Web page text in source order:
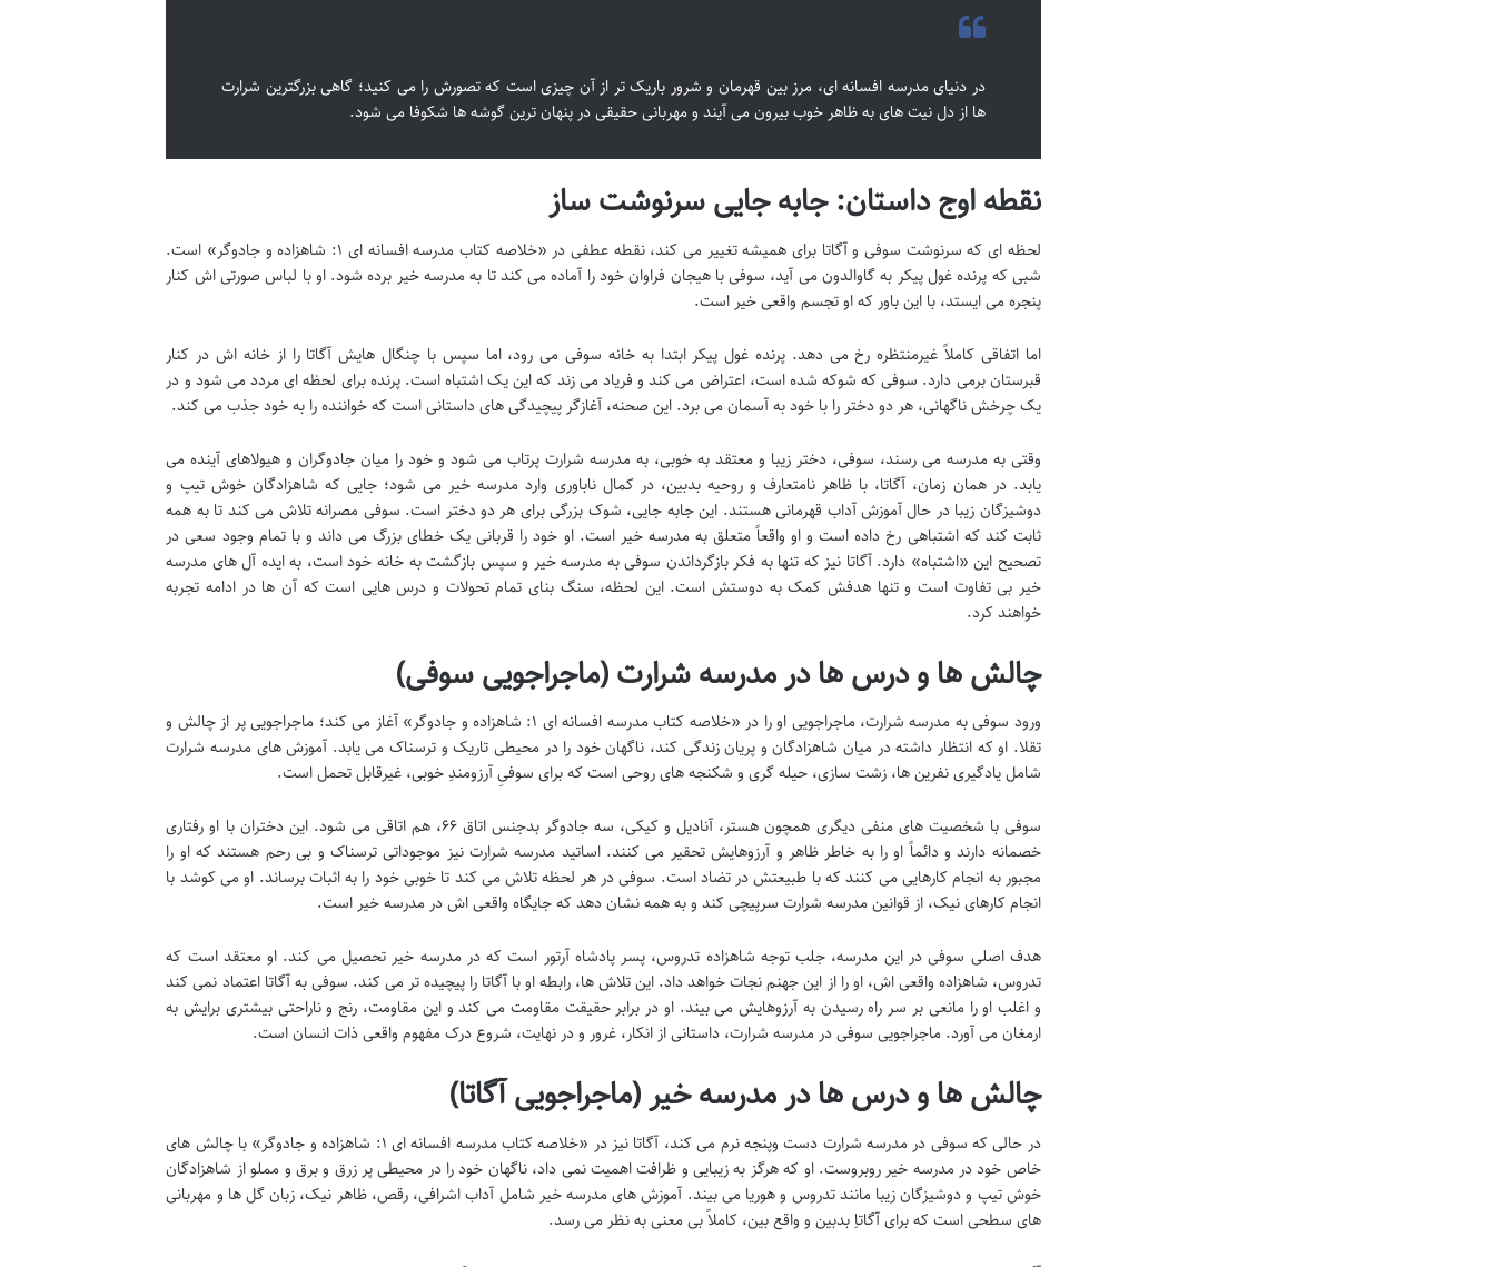
در دنیای مدرسه افسانه ای، مرز بین قهرمان و شرور باریک تر از آن چیزی است که تصورش را می کنید؛ گاهی بزرگترین شرارت
ها از دل نیت های به ظاهر خوب بیرون می آیند و مهربانی حقیقی در پنهان ترین گوشه ها شکوفا می شود.
نقطه اوج داستان: جابه جایی سرنوشت ساز
لحظه ای که سرنوشت سوفی و آگاتا برای همیشه تغییر می کند، نقطه عطفی در «خلاصه کتاب مدرسه افسانه ای ۱: شاهزاده و جادوگر» است.
شبی که پرنده غول پیکر به گاوالدون می آید، سوفی با هیجان فراوان خود را آماده می کند تا به مدرسه خیر برده شود. او با لباس صورتی اش کنار
پنجره می ایستد، با این باور که او تجسم واقعی خیر است.
اما اتفاقی کاملاً غیرمنتظره رخ می دهد. پرنده غول پیکر ابتدا به خانه سوفی می رود، اما سپس با چنگال هایش آگاتا را از خانه اش در کنار
قبرستان برمی دارد. سوفی که شوکه شده است، اعتراض می کند و فریاد می زند که این یک اشتباه است. پرنده برای لحظه ای مردد می شود و در
یک چرخش ناگهانی، هر دو دختر را با خود به آسمان می برد. این صحنه، آغازگر پیچیدگی های داستانی است که خواننده را به خود جذب می کند.
وقتی به مدرسه می رسند، سوفی، دختر زیبا و معتقد به خوبی، به مدرسه شرارت پرتاب می شود و خود را میان جادوگران و هیولاهای آینده می
یابد. در همان زمان، آگاتا، با ظاهر نامتعارف و روحیه بدبین، در کمال ناباوری وارد مدرسه خیر می شود؛ جایی که شاهزادگان خوش تیپ و
دوشیزگان زیبا در حال آموزش آداب قهرمانی هستند. این جابه جایی، شوک بزرگی برای هر دو دختر است. سوفی مصرانه تلاش می کند تا به همه
ثابت کند که اشتباهی رخ داده است و او واقعاً متعلق به مدرسه خیر است. او خود را قربانی یک خطای بزرگ می داند و با تمام وجود سعی در
تصحیح این «اشتباه» دارد. آگاتا نیز که تنها به فکر بازگرداندن سوفی به مدرسه خیر و سپس بازگشت به خانه خود است، به ایده آل های مدرسه
خیر بی تفاوت است و تنها هدفش کمک به دوستش است. این لحظه، سنگ بنای تمام تحولات و درس هایی است که آن ها در ادامه تجربه
خواهند کرد.
چالش ها و درس ها در مدرسه شرارت (ماجراجویی سوفی)
ورود سوفی به مدرسه شرارت، ماجراجویی او را در «خلاصه کتاب مدرسه افسانه ای ۱: شاهزاده و جادوگر» آغاز می کند؛ ماجراجویی پر از چالش و
تقلا. او که انتظار داشته در میان شاهزادگان و پریان زندگی کند، ناگهان خود را در محیطی تاریک و ترسناک می یابد. آموزش های مدرسه شرارت
شامل یادگیری نفرین ها، زشت سازی، حیله گری و شکنجه های روحی است که برای سوفیِ آرزومندِ خوبی، غیرقابل تحمل است.
سوفی با شخصیت های منفی دیگری همچون هستر، آنادیل و کیکی، سه جادوگر بدجنس اتاق ۶۶، هم اتاقی می شود. این دختران با او رفتاری
خصمانه دارند و دائماً او را به خاطر ظاهر و آرزوهایش تحقیر می کنند. اساتید مدرسه شرارت نیز موجوداتی ترسناک و بی رحم هستند که او را
مجبور به انجام کارهایی می کنند که با طبیعتش در تضاد است. سوفی در هر لحظه تلاش می کند تا خوبی خود را به اثبات برساند. او می کوشد با
انجام کارهای نیک، از قوانین مدرسه شرارت سرپیچی کند و به همه نشان دهد که جایگاه واقعی اش در مدرسه خیر است.
هدف اصلی سوفی در این مدرسه، جلب توجه شاهزاده تدروس، پسر پادشاه آرتور است که در مدرسه خیر تحصیل می کند. او معتقد است که
تدروس، شاهزاده واقعی اش، او را از این جهنم نجات خواهد داد. این تلاش ها، رابطه او با آگاتا را پیچیده تر می کند. سوفی به آگاتا اعتماد نمی کند
و اغلب او را مانعی بر سر راه رسیدن به آرزوهایش می بیند. او در برابر حقیقت مقاومت می کند و این مقاومت، رنج و ناراحتی بیشتری برایش به
ارمغان می آورد. ماجراجویی سوفی در مدرسه شرارت، داستانی از انکار، غرور و در نهایت، شروع درک مفهوم واقعی ذات انسان است.
چالش ها و درس ها در مدرسه خیر (ماجراجویی آگاتا)
در حالی که سوفی در مدرسه شرارت دست وپنجه نرم می کند، آگاتا نیز در «خلاصه کتاب مدرسه افسانه ای ۱: شاهزاده و جادوگر» با چالش های
خاص خود در مدرسه خیر روبروست. او که هرگز به زیبایی و ظرافت اهمیت نمی داد، ناگهان خود را در محیطی پر زرق و برق و مملو از شاهزادگان
خوش تیپ و دوشیزگان زیبا مانند تدروس و هوریا می بیند. آموزش های مدرسه خیر شامل آداب اشرافی، رقص، ظاهر نیک، زبان گل ها و مهربانی
های سطحی است که برای آگاتاِ بدبین و واقع بین، کاملاً بی معنی به نظر می رسد.